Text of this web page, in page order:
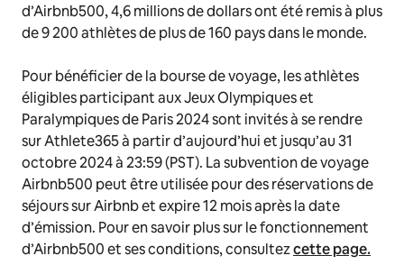
d’Airbnb500, 4,6 millions de dollars ont été remis à plus
de 9 200 athlètes de plus de 160 pays dans le monde.
Pour bénéficier de la bourse de voyage, les athlètes
éligibles participant aux Jeux Olympiques et
Paralympiques de Paris 2024 sont invités à se rendre
sur Athlete365 à partir d’aujourd’hui et jusqu’au 31
octobre 2024 à 23:59 (PST). La subvention de voyage
Airbnb500 peut être utilisée pour des réservations de
séjours sur Airbnb et expire 12 mois après la date
d’émission. Pour en savoir plus sur le fonctionnement
d’Airbnb500 et ses conditions, consultezcette page.